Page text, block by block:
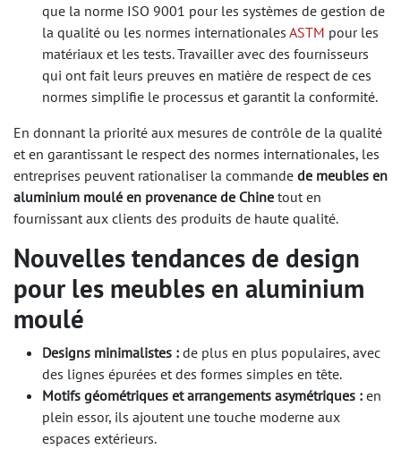
que la norme ISO 9001 pour les systèmes de gestion de
la qualité ou les normes internationales ASTM pour les
matériaux et les tests. Travailler avec des fournisseurs
qui ont fait leurs preuves en matière de respect de ces
normes simplifie le processus et garantit la conformité.
En donnant la priorité aux mesures de contrôle de la qualité
et en garantissant le respect des normes internationales, les
entreprises peuvent rationaliser la commande de meubles en
aluminium moulé en provenance de Chine tout en
fournissant aux clients des produits de haute qualité.
Nouvelles tendances de design
pour les meubles en aluminium
moulé
Designs minimalistes : de plus en plus populaires, avec
des lignes épurées et des formes simples en tête.
Motifs géométriques et arrangements asymétriques : en
plein essor, ils ajoutent une touche moderne aux
espaces extérieurs.